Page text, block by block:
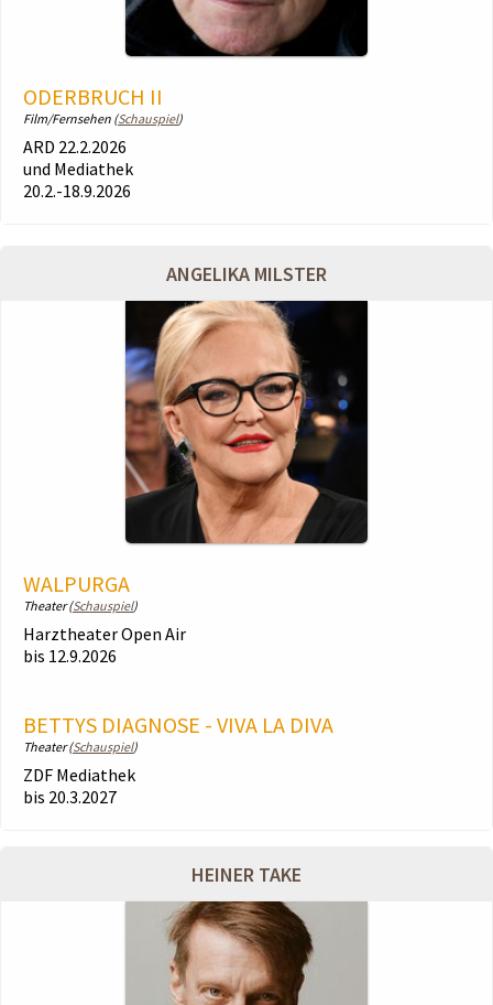
ODERBRUCH II
Film/Fernsehen (Schauspiel)
ARD 22.2.2026
und Mediathek
20.2.-18.9.2026
ANGELIKA MILSTER
WALPURGA
Theater (Schauspiel)
Harztheater Open Air
bis 12.9.2026
BETTYS DIAGNOSE - VIVA LA DIVA
Theater (Schauspiel)
ZDF Mediathek
bis 20.3.2027
HEINER TAKE